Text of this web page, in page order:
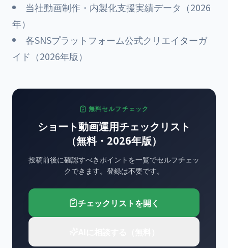
当社動画制作・内製化支援実績データ（2026
年）
各SNSプラットフォーム公式クリエイターガ
イド（2026年版）
無料セルフチェック
ショート動画運用チェックリスト
（無料・2026年版）
投稿前後に確認すべきポイントを一覧でセルフチェッ
クできます。登録は不要です。
チェックリストを開く